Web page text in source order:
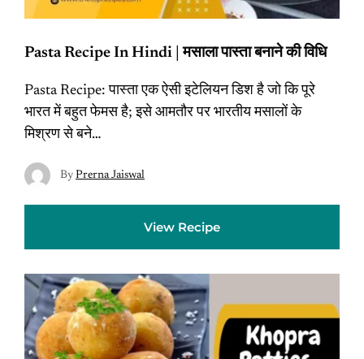
Pasta Recipe In Hindi | मसाला पास्ता बनाने की विधि
Pasta Recipe: पास्‍ता एक ऐसी इटेलियन डिश है जो कि पूरे
भारत में बहुत फेमस है; इसे आमतौर पर भारतीय मसालों के
मिश्रण से बने…
By Prerna Jaiswal
View Recipe